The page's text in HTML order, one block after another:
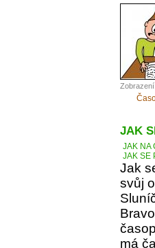
JAK
JAK NA
JAK SE
Jak
svůj
má